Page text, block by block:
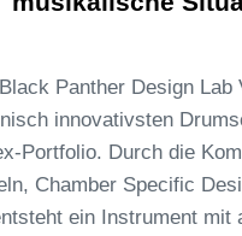
Panther Design Lab
innovativsten
Portfolio. Durch die
Chamber Specific
ein Instrument mit